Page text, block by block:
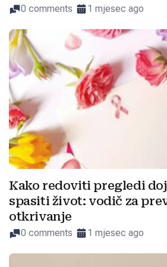
0 comments 1 mjesec ago
Kako redoviti pregledi
spasiti život: vodič za
otkrivanje
0 comments 1 mjesec ago